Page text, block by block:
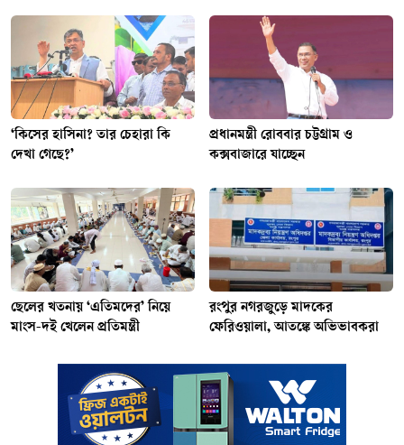
‘কিসের হাসিনা? তার চেহারা কি
দেখা গেছে?’
প্রধানমন্ত্রী রোববার চট্টগ্রাম ও
কক্সবাজারে যাচ্ছেন
ছেলের খতনায় ‘এতিমদের’ নিয়ে
মাংস-দই খেলেন প্রতিমন্ত্রী
রংপুর নগরজুড়ে মাদকের
ফেরিওয়ালা, আতঙ্কে অভিভাবকরা